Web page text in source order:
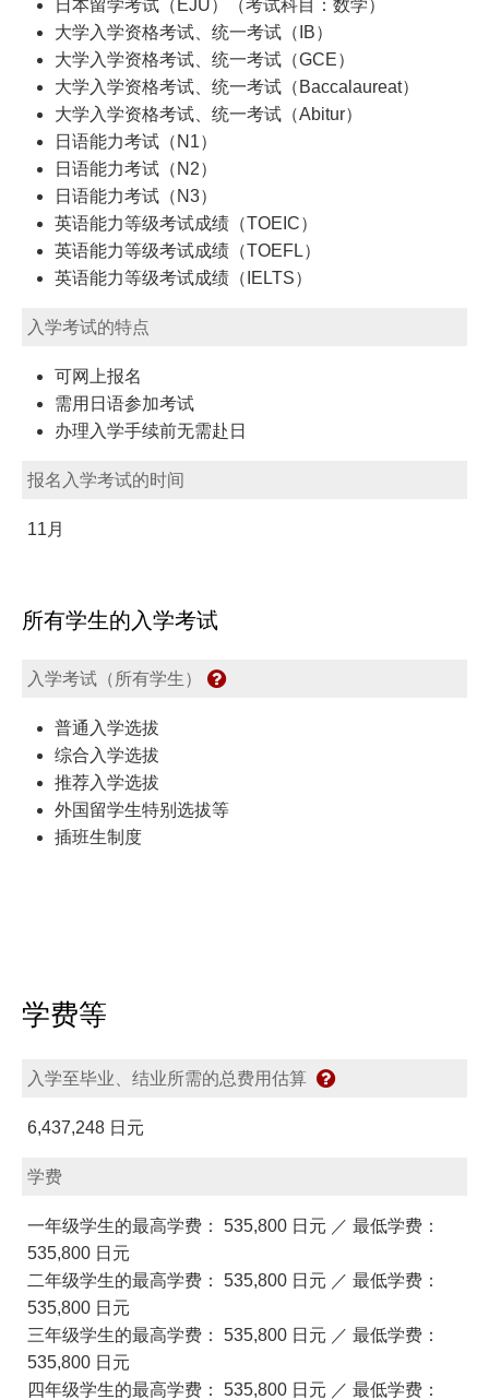
日本留学考试（EJU）（考试科目：数学）
大学入学资格考试、统一考试（IB）
大学入学资格考试、统一考试（GCE）
大学入学资格考试、统一考试（Baccalaureat）
大学入学资格考试、统一考试（Abitur）
日语能力考试（N1）
日语能力考试（N2）
日语能力考试（N3）
英语能力等级考试成绩（TOEIC）
英语能力等级考试成绩（TOEFL）
英语能力等级考试成绩（IELTS）
入学考试的特点
可网上报名
需用日语参加考试
办理入学手续前无需赴日
报名入学考试的时间
11月
所有学生的入学考试
入学考试（所有学生）
普通入学选拔
综合入学选拔
推荐入学选拔
外国留学生特别选拔等
插班生制度
学费等
入学至毕业、结业所需的总费用估算
6,437,248 日元
学费
一年级学生的最高学费： 535,800 日元 ／ 最低学费：
535,800 日元
二年级学生的最高学费： 535,800 日元 ／ 最低学费：
535,800 日元
三年级学生的最高学费： 535,800 日元 ／ 最低学费：
535,800 日元
四年级学生的最高学费： 535,800 日元 ／ 最低学费：